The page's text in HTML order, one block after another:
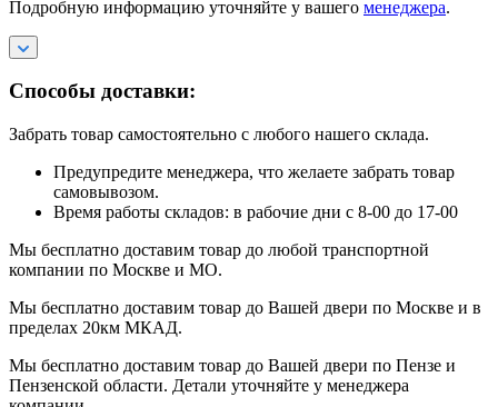
Подробную информацию уточняйте у вашего менеджера.
Способы доставки:
Забрать товар самостоятельно с любого нашего склада.
Предупредите менеджера, что желаете забрать товар
самовывозом.
Время работы складов: в рабочие дни с 8-00 до 17-00
Мы бесплатно доставим товар до любой транспортной
компании по Москве и МО.
Мы бесплатно доставим товар до Вашей двери по Москве и в
пределах 20км МКАД.
Мы бесплатно доставим товар до Вашей двери по Пензе и
Пензенской области. Детали уточняйте у менеджера